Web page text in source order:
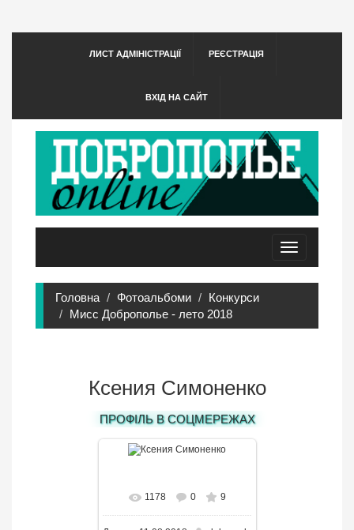
ЛИСТ АДМІНІСТРАЦІЇ РЕЄСТРАЦІЯ
ВХІД НА САЙТ
Toggle
navigation
Головна Фотоальбоми
Конкурси
Мисс Доброполье - лето 2018
Ксения Симоненко
ПРОФІЛЬ В СОЦМЕРЕЖАХ
520x650/ 80.8KB
1178 0 9